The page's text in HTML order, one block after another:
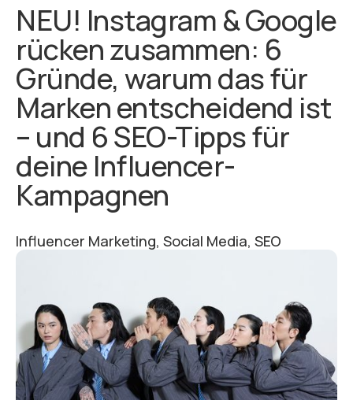
Blog
Blog
Influencer werden
Influencer werden
Kontaktiere uns
Kontakt
NEU! Instagram & Google
rücken zusammen: 6
Gründe, warum das für
Marken entscheidend ist
– und 6 SEO-Tipps für
deine Influencer-
Kampagnen
Influencer Marketing, Social Media, SEO